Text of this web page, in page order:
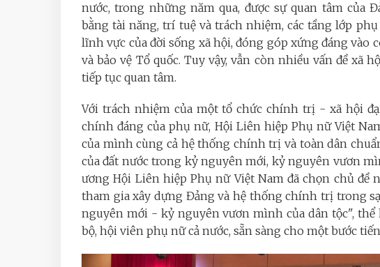
nước, trong những năm qua, được sự quan tâm của
bằng tài năng, trí tuệ và trách nhiệm, các tầng lớp
lĩnh vực của đời sống xã hội, đóng góp xứng đáng vào
và bảo vệ Tổ quốc. Tuy vậy, vẫn còn nhiều vấn đề xã
tiếp tục quan tâm.
Với trách nhiệm của một tổ chức chính trị - xã hội
chính đáng của phụ nữ, Hội Liên hiệp Phụ nữ Việt
của mình cùng cả hệ thống chính trị và toàn dân
của đất nước trong kỷ nguyên mới, kỷ nguyên vươn
ương Hội Liên hiệp Phụ nữ Việt Nam đã chọn chủ đề
tham gia xây dựng Đảng và hệ thống chính trị trong
nguyên mới - kỷ nguyên vươn mình của dân tộc", thể
bộ, hội viên phụ nữ cả nước, sẵn sàng cho một bước